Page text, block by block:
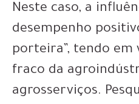
Neste caso, a
desempenho
porteira”, tendo em
fraco da
agrosserviços.